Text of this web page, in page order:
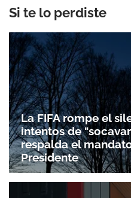
Si te lo perdiste
La FIFA rompe el
intentos de
respalda el
Presidente